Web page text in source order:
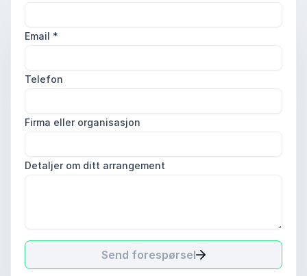
Email *
Telefon
Firma eller organisasjon
Detaljer om ditt arrangement
Send forespørsel